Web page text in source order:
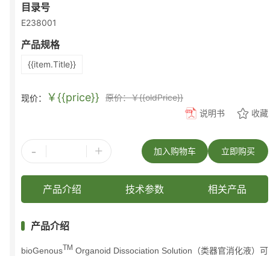
目录号
E238001
产品规格
{{item.Title}}
现价： ￥{{price}}
原价：￥{{oldPrice}}
说明书
收藏
- + 立即购买
加入购物车
产品介绍 技术参数 相关产品
产品介绍
bioGenousTM Organoid Dissociation Solution （类器官消化液）可